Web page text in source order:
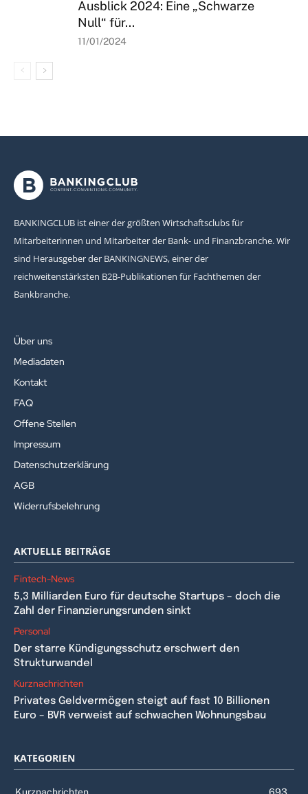
Ausblick 2024: Eine „Schwarze
Null“ für...
11/01/2024
BANKINGCLUB ist einer der größten Wirtschaftsclubs für
Mitarbeiterinnen und Mitarbeiter der Bank- und Finanzbranche. Wir
sind Herausgeber der BANKINGNEWS, einer der
reichweitenstärksten B2B-Publikationen für Fachthemen der
Bankbranche.
Über uns
Mediadaten
Kontakt
FAQ
Offene Stellen
Impressum
Datenschutzerklärung
AGB
Widerrufsbelehrung
AKTUELLE BEITRÄGE
Fintech-News
5,3 Milliarden Euro für deutsche Startups – doch die
Zahl der Finanzierungsrunden sinkt
Personal
Der starre Kündigungsschutz erschwert den
Strukturwandel
Kurznachrichten
Privates Geldvermögen steigt auf fast 10 Billionen
Euro – BVR verweist auf schwachen Wohnungsbau
KATEGORIEN
Kurznachrichten 693